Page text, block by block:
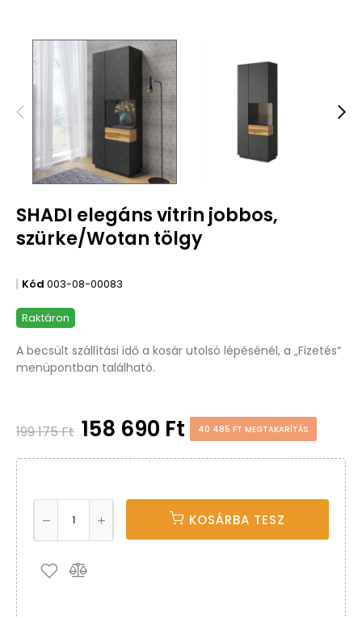
SHADI elegáns vitrin jobbos,
szürke/Wotan tölgy
Kód 003-08-00083
Raktáron
A becsült szállítási idő a kosár utolsó lépésénél, a „Fizetés“
menüpontban található.
199 175 Ft 158 690 Ft 40 485 FT MEGTAKARÍTÁS
KOSÁRBA TESZ